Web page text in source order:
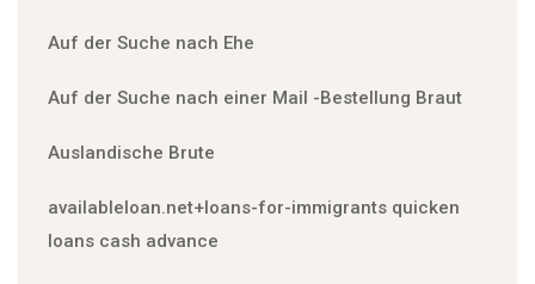
Auf der Suche nach Ehe
Auf der Suche nach einer Mail -Bestellung Braut
Auslandische Brute
availableloan.net+loans-for-immigrants quicken
loans cash advance